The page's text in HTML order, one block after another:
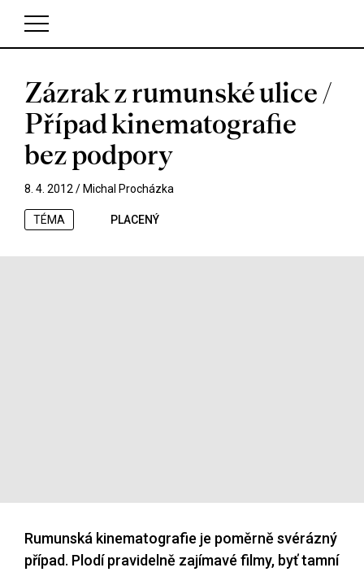
V košíku zatím nemáte žádné položky.
Zázrak z rumunské ulice /
Případ kinematografie
bez podpory
8. 4. 2012 / Michal Procházka
TÉMA PLACENÝ
Rumunská kinematografie je poměrně svérázný
případ. Plodí pravidelně zajímavé filmy, byť tamní